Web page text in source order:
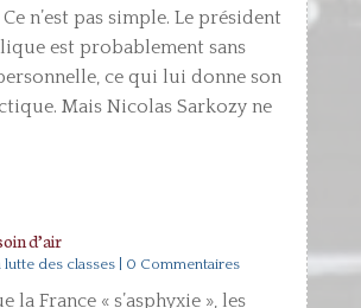
n’est pas simple. Le président
est probablement sans
ce qui lui donne son
Mais Nicolas Sarkozy ne
d’air
lutte des classes| 0 Commentaires
la France « s’asphyxie », les